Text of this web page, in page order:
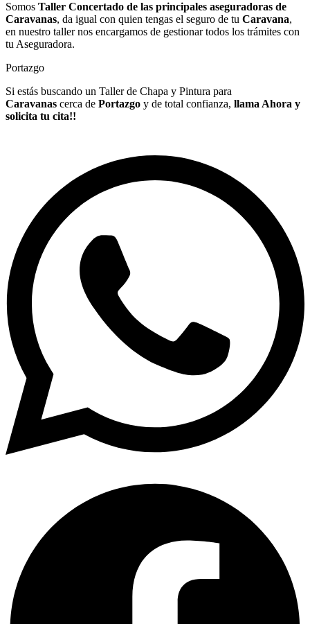
Somos Taller Concertado de las principales aseguradoras de
Caravanas, da igual con quien tengas el seguro de tu Caravana,
en nuestro taller nos encargamos de gestionar todos los trámites con
tu Aseguradora.
Portazgo
Si estás buscando un Taller de Chapa y Pintura para
Caravanas cerca de Portazgo y de total confianza, llama Ahora y
solicita tu cita!!